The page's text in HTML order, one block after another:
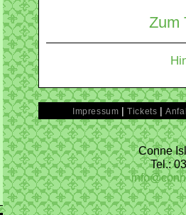
Zum
Impressum |Tickets |
Conne
Tel.: